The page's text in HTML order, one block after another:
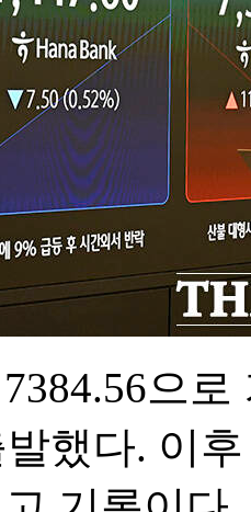
으
했다. 이